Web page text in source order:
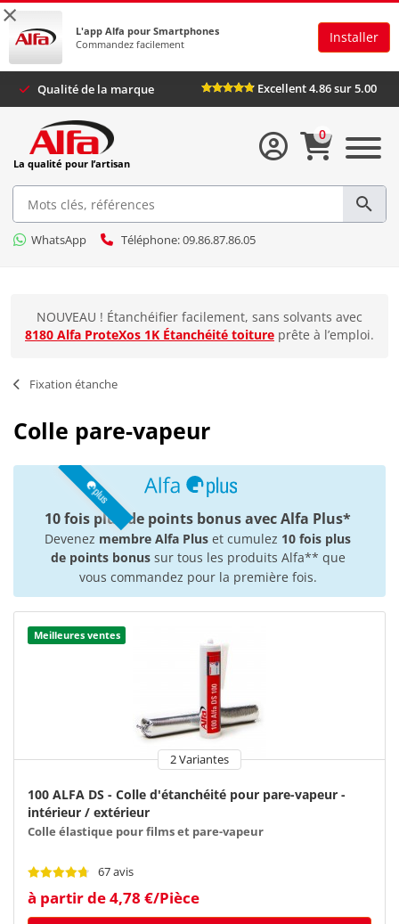
×
L'app Alfa pour Smartphones
Commandez facilement
Installer
Qualité de la marque Excellent 4.86 sur 5.00
La qualité pour l’artisan
WhatsApp Téléphone: 09.86.87.86.05
0
NOUVEAU ! Étanchéifier facilement, sans solvants avec
8180 Alfa ProteXos 1K Étanchéité toiture prête à l’emploi.
Fixation étanche
Colle pare-vapeur
10 fois plus de points bonus avec Alfa Plus*
Devenez membre Alfa Plus et cumulez 10 fois plus
de points bonussur tous les produits Alfa** que
vous commandez pour la première fois.
Meilleures ventes
2 Variantes
100 ALFA DS - Colle d'étanchéité pour pare-vapeur -
intérieur / extérieur
Colle élastique pour films et pare-vapeur
67 avis
à partir de 4,78 €/Pièce